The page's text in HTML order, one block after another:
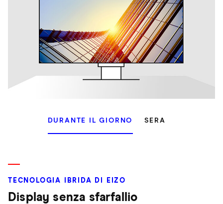
DURANTE IL GIORNO SERA
TECNOLOGIA IBRIDA DI EIZO
Display senza sfarfallio